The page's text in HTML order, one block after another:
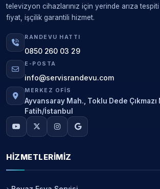
televizyon cihazlarınız için yerinde arıza
fiyat, işçilik garantili hizmet.
RANDEVU HATTI
0850 260 03 29
E-POSTA
info@servisrandevu.com
MERKEZ OFIS
Ayvansaray Mah., Toklu Dede
Fatih/İstanbul
HIZMETLERIMIZ